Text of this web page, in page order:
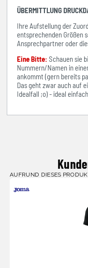
ÜBERMITTLUNG
Ihre Aufstellung der
entsprechenden Größen
Ansprechpartner oder
Eine Bitte: Schauen sie
Nummern/Namen in
ankommt (gern bereits
Das geht zwar auch auf
Idealfall ;o) - ideal
AUFRUND DIESES